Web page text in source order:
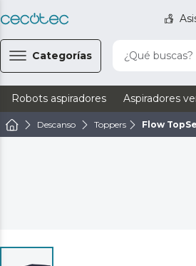
Categorías ¿Qué buscas?
Robots aspiradores Aspiradores
Descanso Toppers Flow